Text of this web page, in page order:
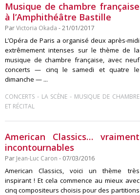
Musique de chambre française
à l’Amphithéâtre Bastille
ParVictoria Okada - 21/01/2017
L’Opéra de Paris a organisé deux après-midi
extrêmement intenses sur le thème de la
musique de chambre française, avec neuf
concerts — cinq le samedi et quatre le
dimanche — ...
CONCERTS - LA SCÈNE - MUSIQUE DE CHAMBRE
ET RÉCITAL
American Classics… vraiment
incontournables
Par Jean-Luc Caron - 07/03/2016
American Classics, voici un thème très
inspirant ! Et cela commence au mieux avec
cinq compositeurs choisis pour des partitions